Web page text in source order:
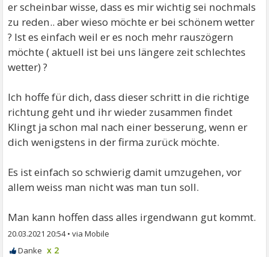
er scheinbar wisse, dass es mir wichtig sei nochmals
zu reden.. aber wieso möchte er bei schönem wetter
? Ist es einfach weil er es noch mehr rauszögern
möchte ( aktuell ist bei uns längere zeit schlechtes
wetter) ?
Ich hoffe für dich, dass dieser schritt in die richtige
richtung geht und ihr wieder zusammen findet
Klingt ja schon mal nach einer besserung, wenn er
dich wenigstens in der firma zurück möchte.
Es ist einfach so schwierig damit umzugehen, vor
allem weiss man nicht was man tun soll.
Man kann hoffen dass alles irgendwann gut kommt.
20.03.2021 20:54•
x 2